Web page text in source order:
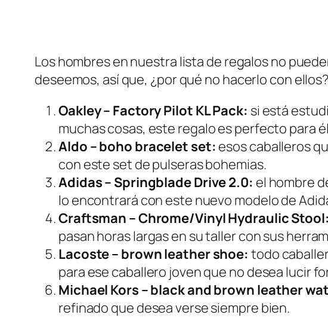
Los hombres en nuestra lista de regalos no
deseemos, así que, ¿por qué no hacerlo con
Oakley – Factory Pilot KL Pack: si está
muchas cosas, este regalo es perfecto para
Aldo – boho bracelet set: esos caballeros
con este set de pulseras bohemias.
Adidas – Springblade Drive 2.0: el hombre
lo encontrará con este nuevo modelo de
Craftsman – Chrome/Vinyl Hydraulic Stool:
pasan horas largas en su taller con sus
Lacoste – brown leather shoe: todo
para ese caballero joven que no desea lucir
Michael Kors – black and brown leather
refinado que desea verse siempre bien.